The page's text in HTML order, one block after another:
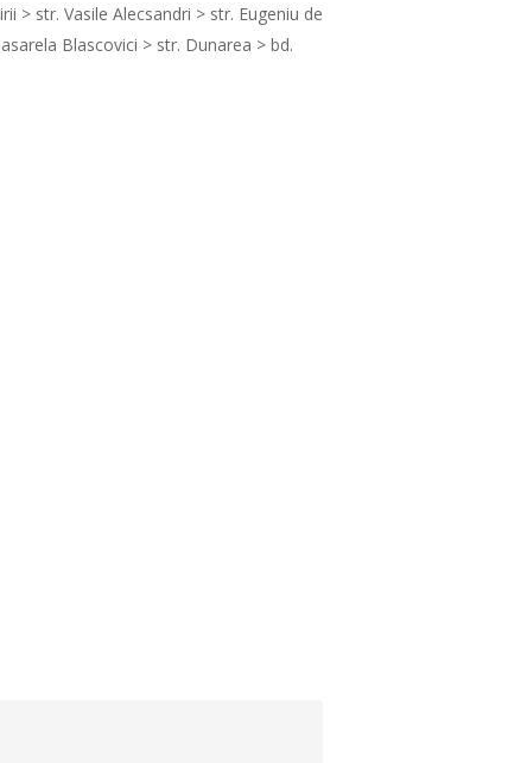
> str. Vasile Alecsandri > str. Eugeniu de
Blascovici > str. Dunarea > bd.